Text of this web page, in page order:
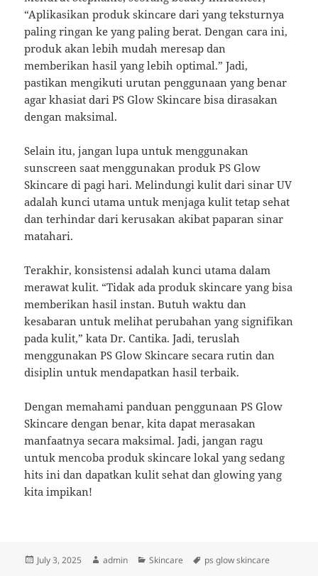
“Aplikasikan produk skincare dari yang teksturnya
paling ringan ke yang paling berat. Dengan cara ini,
produk akan lebih mudah meresap dan
memberikan hasil yang lebih optimal.” Jadi,
pastikan mengikuti urutan penggunaan yang benar
agar khasiat dari PS Glow Skincare bisa dirasakan
dengan maksimal.
Selain itu, jangan lupa untuk menggunakan
sunscreen saat menggunakan produk PS Glow
Skincare di pagi hari. Melindungi kulit dari sinar UV
adalah kunci utama untuk menjaga kulit tetap sehat
dan terhindar dari kerusakan akibat paparan sinar
matahari.
Terakhir, konsistensi adalah kunci utama dalam
merawat kulit. “Tidak ada produk skincare yang bisa
memberikan hasil instan. Butuh waktu dan
kesabaran untuk melihat perubahan yang signifikan
pada kulit,” kata Dr. Cantika. Jadi, teruslah
menggunakan PS Glow Skincare secara rutin dan
disiplin untuk mendapatkan hasil terbaik.
Dengan memahami panduan penggunaan PS Glow
Skincare dengan benar, kita dapat merasakan
manfaatnya secara maksimal. Jadi, jangan ragu
untuk mencoba produk skincare lokal yang sedang
hits ini dan dapatkan kulit sehat dan glowing yang
kita impikan!
Posted
July 3, 2025 Author
admin Categories
Skincare Tags
ps glow skincare